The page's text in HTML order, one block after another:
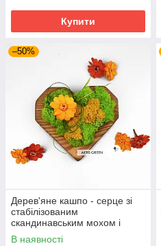
Купити
–50%
Дерев'яне кашпо - серце зі
стабілізованим
скандинавським мохом і
цинією, S103
В наявності